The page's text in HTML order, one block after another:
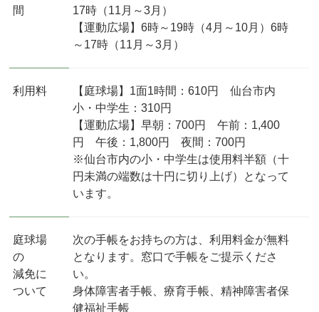
間
17時（11月～3月）
【運動広場】6時～19時（4月～10月）6時
～17時（11月～3月）
利用料
【庭球場】1面1時間：610円 仙台市内
小・中学生：310円
【運動広場】早朝：700円 午前：1,400
円 午後：1,800円 夜間：700円
※仙台市内の小・中学生は使用料半額（十
円未満の端数は十円に切り上げ）となって
います。
庭球場
の
減免に
ついて
次の手帳をお持ちの方は、利用料金が無料
となります。窓口で手帳をご提示くださ
い。
身体障害者手帳、療育手帳、精神障害者保
健福祉手帳